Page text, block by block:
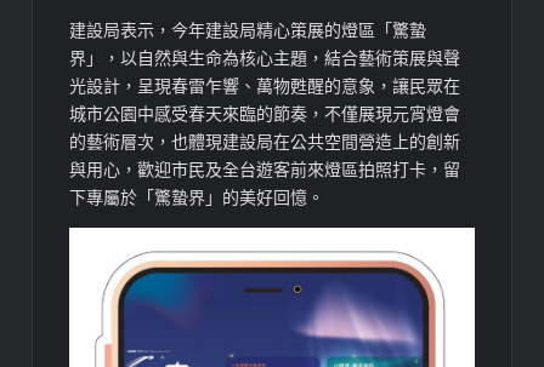
建設局表示，今年建設局精心策展的燈區「驚蟄
界」，以自然與生命為核心主題，結合藝術策展與聲
光設計，呈現春雷乍響、萬物甦醒的意象，讓民眾在
城市公園中感受春天來臨的節奏，不僅展現元宵燈會
的藝術層次，也體現建設局在公共空間營造上的創新
與用心，歡迎市民及全台遊客前來燈區拍照打卡，留
下專屬於「驚蟄界」的美好回憶。